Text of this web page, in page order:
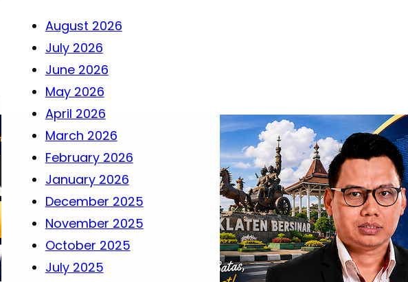
August 2026
July 2026
June 2026
May 2026
April 2026
March 2026
February 2026
January 2026
December 2025
November 2025
October 2025
July 2025